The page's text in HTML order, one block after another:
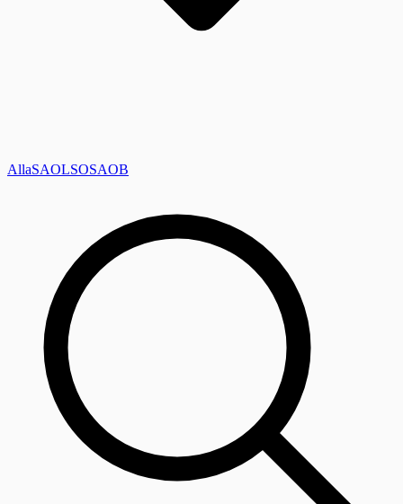
AllaSAOLSOSAOB